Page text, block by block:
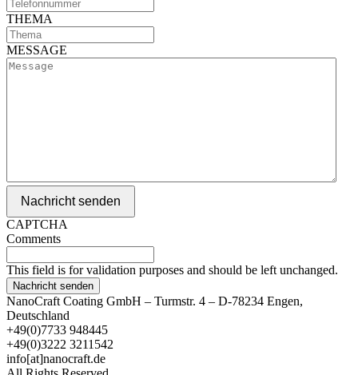
THEMA
MESSAGE
Nachricht senden
CAPTCHA
Comments
This field is for validation purposes and should be left unchanged.
NanoCraft Coating GmbH – Turmstr. 4 – D-78234 Engen,
Deutschland
+49(0)7733 948445
+49(0)3222 3211542
info[at]nanocraft.de